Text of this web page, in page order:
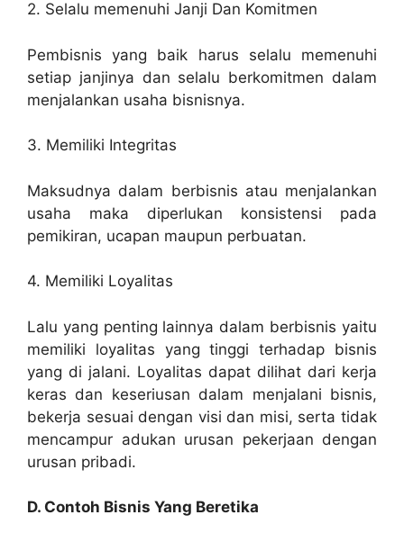
2. Selalu memenuhi Janji Dan Komitmen
Pembisnis yang baik harus selalu memenuhi
setiap janjinya dan selalu berkomitmen dalam
menjalankan usaha bisnisnya.
3. Memiliki Integritas
Maksudnya dalam berbisnis atau menjalankan
usaha maka diperlukan konsistensi pada
pemikiran, ucapan maupun perbuatan.
4. Memiliki Loyalitas
Lalu yang penting lainnya dalam berbisnis yaitu
memiliki loyalitas yang tinggi terhadap bisnis
yang di jalani. Loyalitas dapat dilihat dari kerja
keras dan keseriusan dalam menjalani bisnis,
bekerja sesuai dengan visi dan misi, serta tidak
mencampur adukan urusan pekerjaan dengan
urusan pribadi.
D. Contoh Bisnis Yang Beretika